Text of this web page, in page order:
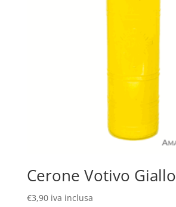
Cerone Votivo Giallo
€3,90 iva inclusa